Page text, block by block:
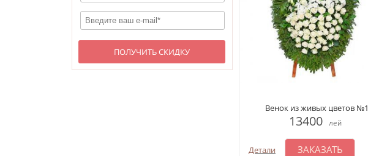
ПОЛУЧИТЬ СКИДКУ
Венок из живых цветов №1
13400 лей
Детали ЗАКАЗАТЬ